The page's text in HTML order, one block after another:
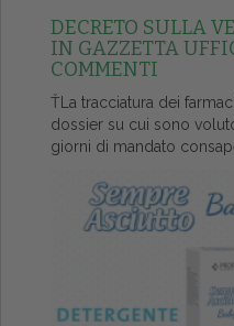
DECRETO SULLA
IN GAZZETTA
COMMENTI
ŤLa tracciatura dei
dossier su cui sono
giorni di mandato